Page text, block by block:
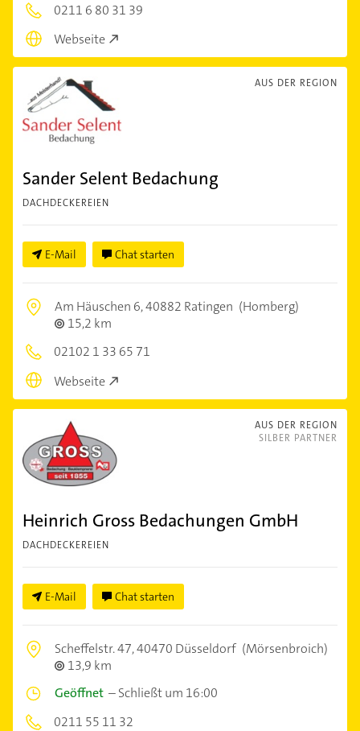
0211 6 80 31 39
Webseite
AUS DER REGION
Sander Selent Bedachung
DACHDECKEREIEN
E-Mail Chat starten
Am Häuschen 6,40882 Ratingen (Homberg)
15,2 km
02102 1 33 65 71
Webseite
AUS DER REGION
SILBER PARTNER
Heinrich Gross Bedachungen GmbH
DACHDECKEREIEN
E-Mail Chat starten
Scheffelstr. 47,40470 Düsseldorf (Mörsenbroich)
13,9 km
Geöffnet –Schließt um 16:00
0211 55 11 32